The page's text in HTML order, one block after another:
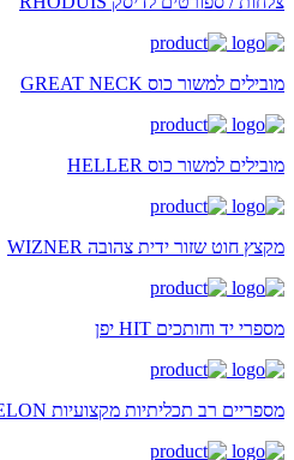
מובילים למשור כוס GREAT NECK
מובילים למשור כוס HELLER
מקצץ חוט שזור ידית צהובה WIZNER
מספרי יד וחותכים HIT יפן
מספריים רב תכליתיות מקצועיות KOMELON